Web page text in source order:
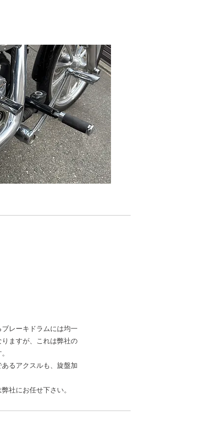
レーキドラムには均一
ますが、これは弊社の
るアクスルも、旋盤加
社にお任せ下さい。